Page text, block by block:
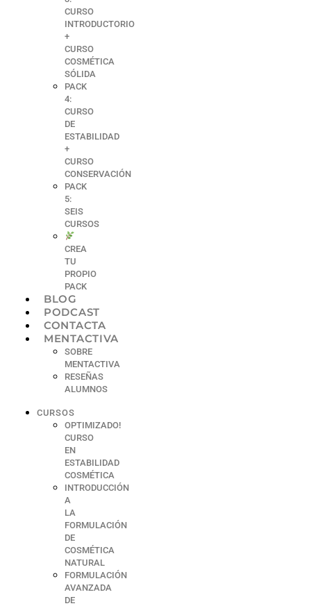
CURSO
INTRODUCTORIO
+
CURSO
COSMÉTICA
SÓLIDA
PACK
4:
CURSO
DE
ESTABILIDAD
+
CURSO
CONSERVACIÓN
PACK
5:
SEIS
CURSOS
CREA
TU
PROPIO
PACK
BLOG
PODCAST
CONTACTA
MENTACTIVA
SOBRE
MENTACTIVA
RESEÑAS
ALUMNOS
CURSOS
OPTIMIZADO!
CURSO
EN
ESTABILIDAD
COSMÉTICA
INTRODUCCIÓN
A
LA
FORMULACIÓN
DE
COSMÉTICA
NATURAL
FORMULACIÓN
AVANZADA
DE